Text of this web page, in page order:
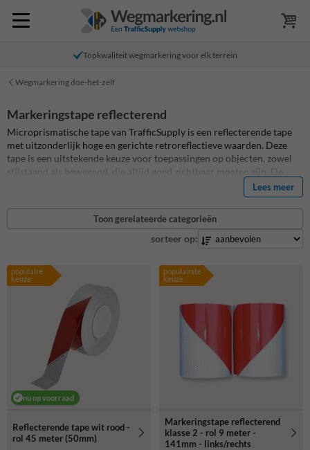
Topkwaliteit wegmarkering voor elk terrein
Wegmarkering doe-het-zelf
Markeringstape reflecterend
Microprismatische tape van TrafficSupply is een reflecterende tape
met uitzonderlijk hoge en gerichte retroreflectieve waarden. Deze
tape is een uitstekende keuze voor toepassingen op objecten, zowel
stilstaand als bewegend, die altijd goed zichtbaar moeten zijn. De
microprismatische technologie zorgt ervoor dat licht effectief wordt
teruggekaatst, wat bijdraagt aan verhoogde veiligheid en
zichtbaarheid.
Lees meer
Toon gerelateerde categorieën
sorteer op:
populaire
keuze
nu op voorraad
Reflecterende tape wit rood -
rol 45 meter (50mm)
populairste
keuze
Markeringstape reflecterend
klasse 2 - rol 9 meter -
141mm - links/rechts